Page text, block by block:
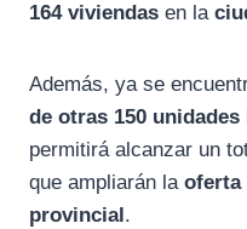
164 viviendas en la
Además, ya se
de otras 150
permitirá alcanzar un
que ampliarán la oferta
provincial.